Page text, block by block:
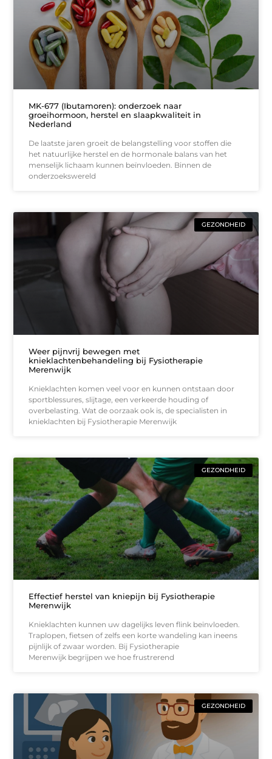
MK-677 (Ibutamoren): onderzoek naar
groeihormoon, herstel en slaapkwaliteit in
Nederland
De laatste jaren groeit de belangstelling voor stoffen die
het natuurlijke herstel en de hormonale balans van het
menselijk lichaam kunnen beïnvloeden. Binnen de
onderzoekswereld
GEZONDHEID
Weer pijnvrij bewegen met
knieklachtenbehandeling bij Fysiotherapie
Merenwijk
Knieklachten komen veel voor en kunnen ontstaan door
sportblessures, slijtage, een verkeerde houding of
overbelasting. Wat de oorzaak ook is, de specialisten in
knieklachten bij Fysiotherapie Merenwijk
GEZONDHEID
Effectief herstel van kniepijn bij Fysiotherapie
Merenwijk
Knieklachten kunnen uw dagelijks leven flink beïnvloeden.
Traplopen, fietsen of zelfs een korte wandeling kan ineens
pijnlijk of zwaar worden. Bij Fysiotherapie
Merenwijk begrijpen we hoe frustrerend
GEZONDHEID